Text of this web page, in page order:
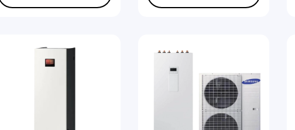
AE120CXYDEK/EU
AE160CXYDEK/EU